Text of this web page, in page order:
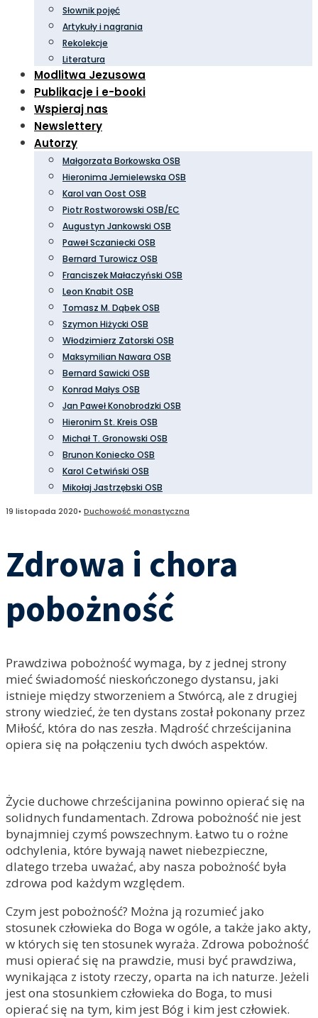
Słownik pojęć
Artykuły i nagrania
Rekolekcje
Literatura
Modlitwa Jezusowa
Publikacje i e-booki
Wspieraj nas
Newslettery
Autorzy
Małgorzata Borkowska OSB
Hieronima Jemielewska OSB
Karol van Oost OSB
Piotr Rostworowski OSB/EC
Augustyn Jankowski OSB
Paweł Sczaniecki OSB
Bernard Turowicz OSB
Franciszek Małaczyński OSB
Leon Knabit OSB
Tomasz M. Dąbek OSB
Szymon Hiżycki OSB
Włodzimierz Zatorski OSB
Maksymilian Nawara OSB
Bernard Sawicki OSB
Konrad Małys OSB
Jan Paweł Konobrodzki OSB
Hieronim St. Kreis OSB
Michał T. Gronowski OSB
Brunon Koniecko OSB
Karol Cetwiński OSB
Mikołaj Jastrzębski OSB
19 listopada 2020• Duchowość monastyczna
Zdrowa i chora
pobożność
Prawdziwa pobożność wymaga, by z jednej strony
mieć świadomość nieskończonego dystansu, jaki
istnieje między stworzeniem a Stwórcą, ale z drugiej
strony wiedzieć, że ten dystans został pokonany przez
Miłość, która do nas zeszła. Mądrość chrześcijanina
opiera się na połączeniu tych dwóch aspektów.
Życie duchowe chrześcijanina powinno opierać się na
solidnych fundamentach. Zdrowa pobożność nie jest
bynajmniej czymś powszechnym. Łatwo tu o rożne
odchylenia, które bywają nawet niebezpieczne,
dlatego trzeba uważać, aby nasza pobożność była
zdrowa pod każdym względem.
Czym jest pobożność? Można ją rozumieć jako
stosunek człowieka do Boga w ogóle, a także jako akty,
w których się ten stosunek wyraża. Zdrowa pobożność
musi opierać się na prawdzie, musi być prawdziwa,
wynikająca z istoty rzeczy, oparta na ich naturze. Jeżeli
jest ona stosunkiem człowieka do Boga, to musi
opierać się na tym, kim jest Bóg i kim jest człowiek.